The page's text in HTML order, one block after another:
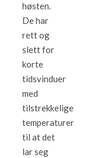
høsten.
De har
rett og
slett for
korte
tidsvinduer
med
tilstrekkelige
temperaturer
til at det
lar seg